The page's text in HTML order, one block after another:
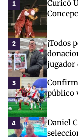
1
Curicó
2
¡Todos
jugador
3
público
4
Daniel